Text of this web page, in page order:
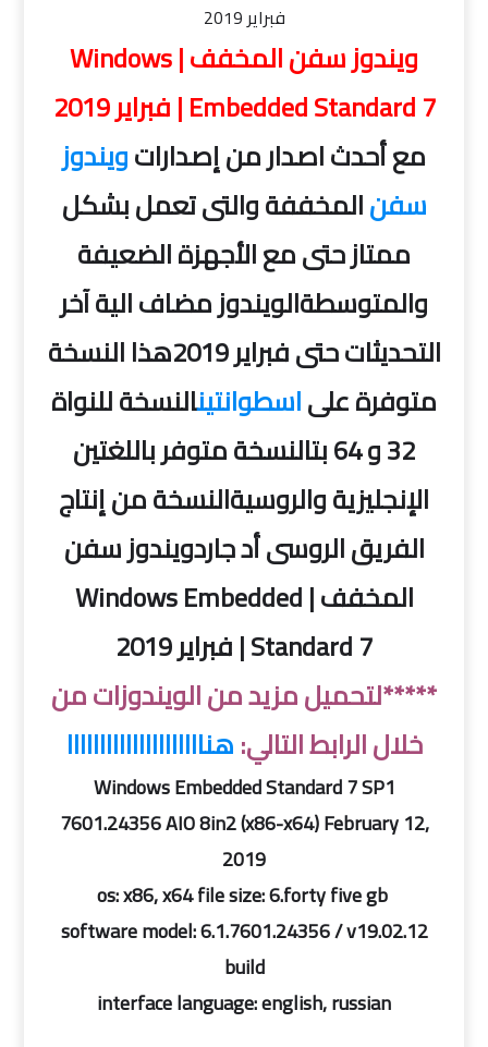
فبراير 2019
ويندوز سفن المخفف | Windows
Embedded Standard 7 | فبراير 2019
مع أحدث اصدار من إصداراتويندوز
سفنالمخففة والتى تعمل بشكل
ممتاز حتى مع الأجهزة الضعيفة
والمتوسطةالويندوز مضاف الية آخر
التحديثات حتى فبراير 2019
هذا النسخة
متوفرة علىاسطوانتينالنسخة للنواة
32 و 64 بت
النسخة متوفر باللغتين
الإنجليزية والروسيةالنسخة من إنتاج
الفريق الروسى أد جاردويندوز سفن
المخفف | Windows Embedded
Standard 7 | فبراير 2019
*****لتحميل مزيد من الويندوزات من
خلال الرابط التالي:هنااااااااااااااااااااا
Windows Embedded Standard 7 SP1
7601.24356 AIO 8in2 (x86-x64) February 12,
2019
os: x86, x64 file size: 6.forty five gb
software model: 6.1.7601.24356 / v19.02.12
build
interface language: english, russian